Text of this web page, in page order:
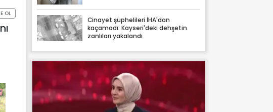
OL
Cinayet şüphelileri İHA'dan
kaçamadı: Kayseri'deki dehşetin
zanlıları yakalandı